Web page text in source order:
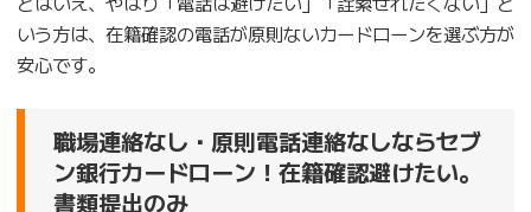
いう方は、在籍確認の電話が原則ないカードローンを選ぶ方が
安心です。
職場連絡なし・原則電話連絡なしならセブ
ン銀行カードローン！在籍確認避けたい。
書類提出のみ